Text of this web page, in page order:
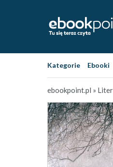
Kategorie Ebooki
ebookpoint.pl »